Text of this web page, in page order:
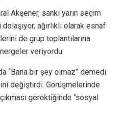
Akşener, sanki yarın seçim
ağırlıklı olarak esnaf
de grup toplantılarına
veriyordu.
“Bana bir şey olmaz” demedi.
değiştirdi. Görüşmelerinde
gerektiğinde “sosyal